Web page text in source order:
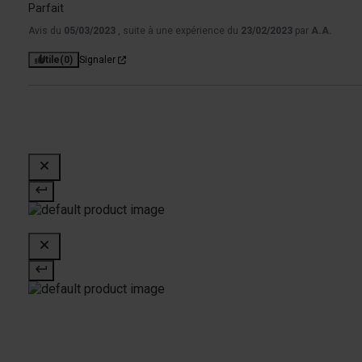
Parfait
Avis du 05/03/2023 , suite à une expérience du 23/02/2023 par A.A.
Utile(0) Signaler